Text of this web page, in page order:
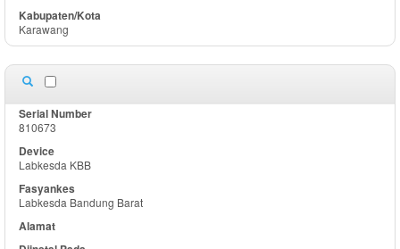
Karawang
810673
Labkesda KBB
Labkesda Bandung Barat